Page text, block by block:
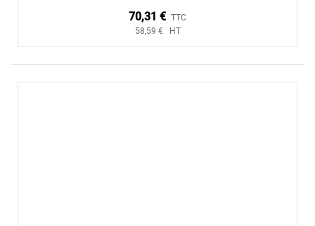
70,31 € TTC
58,59 € HT